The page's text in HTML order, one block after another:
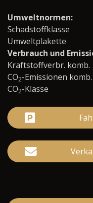
Umweltnormen:
Schadstoffklasse
Umweltplakette
Verbrauch und
Kraftstoffverbr. komb.
CO2-Emissionen komb.
CO2-Klasse